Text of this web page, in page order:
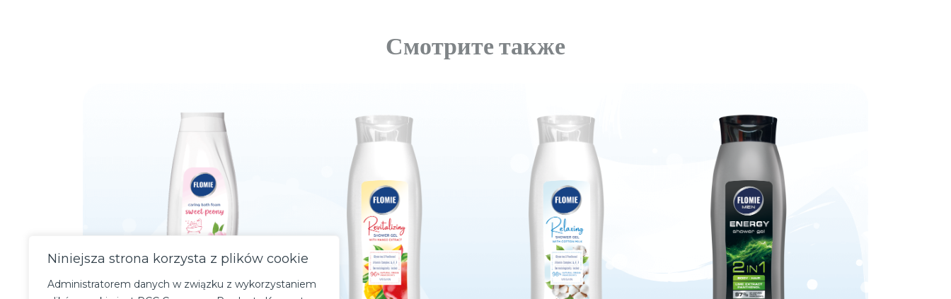
Niniejsza strona korzysta z plików cookie
Administratorem danych w związku z wykorzystaniem
Смотрите также